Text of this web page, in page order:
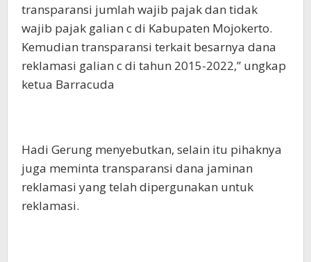
transparansi jumlah wajib pajak dan tidak
wajib pajak galian c di Kabupaten Mojokerto.
Kemudian transparansi terkait besarnya dana
reklamasi galian c di tahun 2015-2022,” ungkap
ketua Barracuda
Hadi Gerung menyebutkan, selain itu pihaknya
juga meminta transparansi dana jaminan
reklamasi yang telah dipergunakan untuk
reklamasi.